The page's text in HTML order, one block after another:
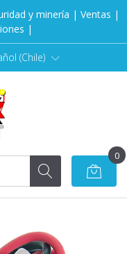
y minería | Ventas |
|
(Chile)
0